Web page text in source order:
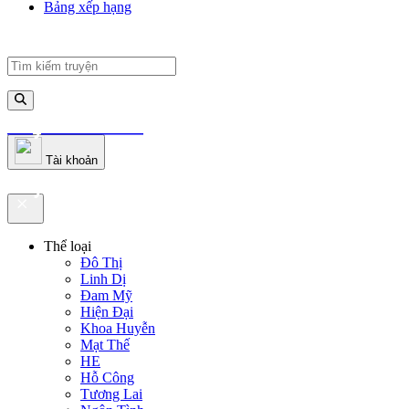
Bảng xếp hạng
truyenfullz.com
Tài khoản
truyenfullz.com
Thể loại
Đô Thị
Linh Dị
Đam Mỹ
Hiện Đại
Khoa Huyễn
Mạt Thế
HE
Hỗ Công
Tương Lai